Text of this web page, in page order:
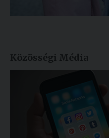
Közösségi Média